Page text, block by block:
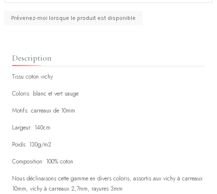
Description
Tissu coton vichy
Coloris: blanc et vert sauge
Motifs: carreaux de 10mm
Largeur: 140cm
Poids: 130g/m2
Composition: 100% coton
Nous déclinaisons cette gamme en divers coloris, assortis aux vichy à carreaux
10mm, vichy à carreaux 2,7mm, rayures 3mm